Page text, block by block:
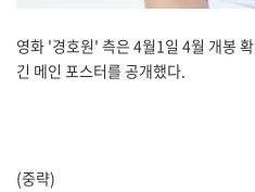
영화 '경호원' 측은 4월1일 4월 개봉
긴 메인 포스터를 공개했다.
(중략)